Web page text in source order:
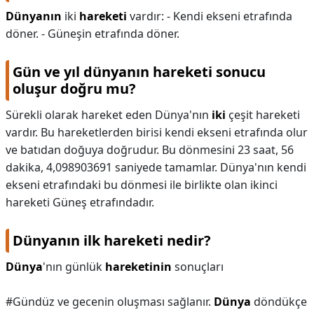
Dünyanın iki hareketi vardır: - Kendi ekseni etrafında
döner. - Güneşin etrafında döner.
Gün ve yıl dünyanın hareketi sonucu
oluşur doğru mu?
Sürekli olarak hareket eden Dünya'nın iki çeşit hareketi
vardır. Bu hareketlerden birisi kendi ekseni etrafında olur
ve batıdan doğuya doğrudur. Bu dönmesini 23 saat, 56
dakika, 4,098903691 saniyede tamamlar. Dünya'nın kendi
ekseni etrafındaki bu dönmesi ile birlikte olan ikinci
hareketi Güneş etrafındadır.
Dünyanın ilk hareketi nedir?
Dünya'nın günlük hareketinin sonuçları
#Gündüz ve gecenin oluşması sağlanır. Dünya döndükçe